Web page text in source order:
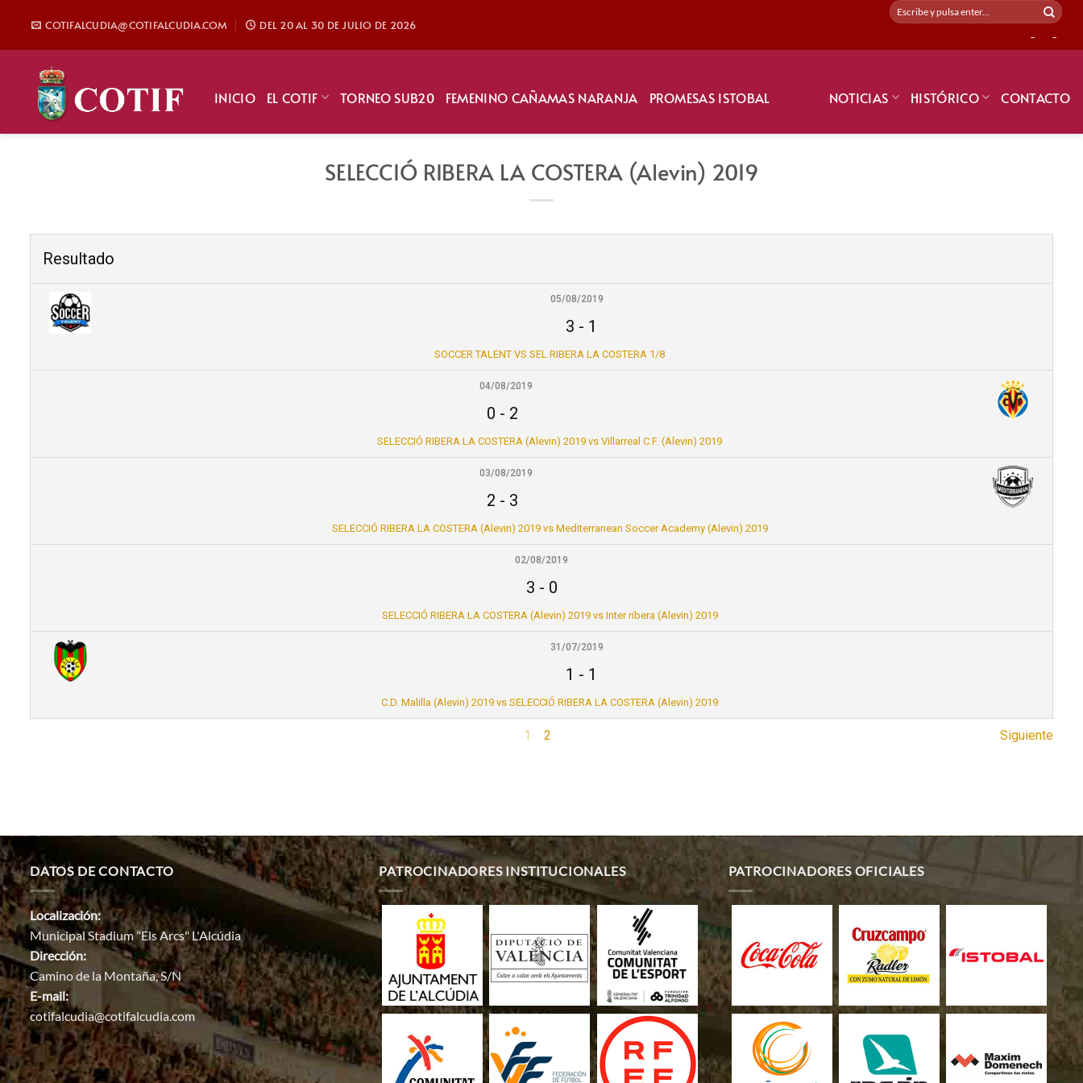
contenido
COTIFALCUDIA@COTIFALCUDIA.COM DEL 20 AL 30 DE JULIO DE 2026
- -
INICIO EL COTIF TORNEO SUB20 FEMENINO CAÑAMAS NARANJA PROMESAS ISTOBAL NOTICIAS HISTÓRICO CONTACTO
SELECCIÓ RIBERA LA COSTERA (Alevin) 2019
Resultado
05/08/2019
3 - 1
SOCCER TALENT VS SEL RIBERA LA COSTERA 1/8
04/08/2019
0 - 2
SELECCIÓ RIBERA LA COSTERA (Alevin) 2019 vs Villarreal C.F. (Alevin) 2019
03/08/2019
2 - 3
SELECCIÓ RIBERA LA COSTERA (Alevin) 2019 vs Mediterranean Soccer Academy (Alevin) 2019
02/08/2019
3 - 0
SELECCIÓ RIBERA LA COSTERA (Alevin) 2019 vs Inter ribera (Alevin) 2019
31/07/2019
1 - 1
C.D. Malilla (Alevin) 2019 vs SELECCIÓ RIBERA LA COSTERA (Alevin) 2019
1 2 Siguiente
DATOS DE CONTACTO
Localización:
Municipal Stadium "Els Arcs" L'Alcúdia
Dirección:
Camino de la Montaña, S/N
E-mail:
cotifalcudia@cotifalcudia.com
PATROCINADORES INSTITUCIONALES PATROCINADORES OFICIALES